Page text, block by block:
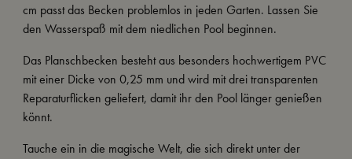
cm passt das Becken problemlos in jeden Garten. Lassen Sie
den Wasserspaß mit dem niedlichen Pool beginnen.
Das Planschbecken besteht aus besonders hochwertigem PVC
mit einer Dicke von 0,25 mm und wird mit drei transparenten
Reparaturflicken geliefert, damit ihr den Pool länger genießen
könnt.
Tauche ein in die magische Welt, die sich direkt unter der